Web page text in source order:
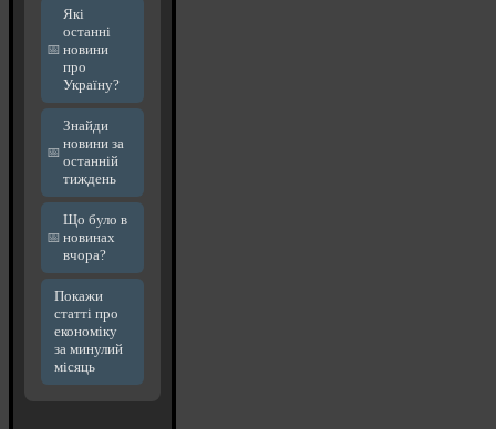
Які
останні
новини
про
Україну?
Знайди
новини за
останній
тиждень
Що було в
новинах
вчора?
Покажи
статті про
економіку
за минулий
місяць